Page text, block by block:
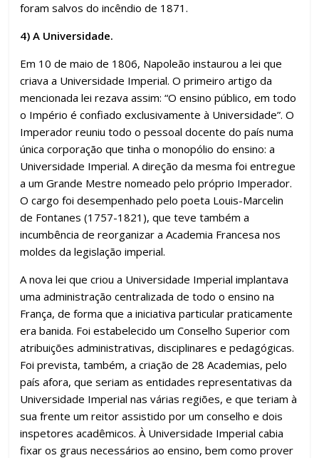
foram salvos do incêndio de 1871.
4) A Universidade.
Em 10 de maio de 1806, Napoleão instaurou a lei que
criava a Universidade Imperial. O primeiro artigo da
mencionada lei rezava assim: “O ensino público, em todo
o Império é confiado exclusivamente à Universidade”. O
Imperador reuniu todo o pessoal docente do país numa
única corporação que tinha o monopólio do ensino: a
Universidade Imperial. A direção da mesma foi entregue
a um Grande Mestre nomeado pelo próprio Imperador.
O cargo foi desempenhado pelo poeta Louis-Marcelin
de Fontanes (1757-1821), que teve também a
incumbência de reorganizar a Academia Francesa nos
moldes da legislação imperial.
A nova lei que criou a Universidade Imperial implantava
uma administração centralizada de todo o ensino na
França, de forma que a iniciativa particular praticamente
era banida. Foi estabelecido um Conselho Superior com
atribuições administrativas, disciplinares e pedagógicas.
Foi prevista, também, a criação de 28 Academias, pelo
país afora, que seriam as entidades representativas da
Universidade Imperial nas várias regiões, e que teriam à
sua frente um reitor assistido por um conselho e dois
inspetores acadêmicos. À Universidade Imperial cabia
fixar os graus necessários ao ensino, bem como prover